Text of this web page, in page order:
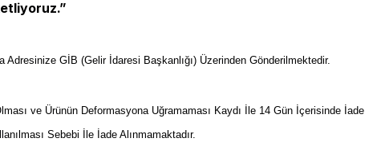
GİB (Gelir İdaresi Başkanlığı) Üzerinden Gönderilmektedir.
ve Ürünün Deformasyona Uğramaması Kaydı İle 14 Gün İçerisinde İade
Sebebi İle İade Alınmamaktadır.